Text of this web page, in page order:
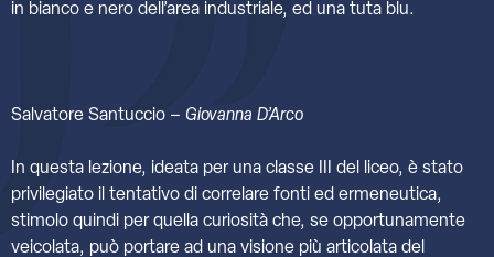
in bianco e nero dell’area industriale, ed una tuta blu.
Salvatore Santuccio – Giovanna D’Arco
In questa lezione, ideata per una classe III del liceo, è stato
privilegiato il tentativo di correlare fonti ed ermeneutica,
stimolo quindi per quella curiosità che, se opportunamente
veicolata, può portare ad una visione più articolata del